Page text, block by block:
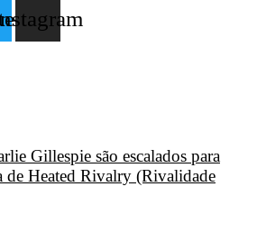
Gillespie são escalados para
de Heated Rivalry (Rivalidade